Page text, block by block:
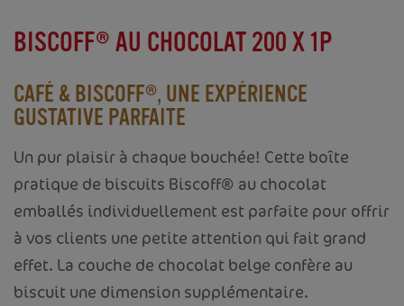
PRÉCÉDENT
SUIVANT
BISCOFF® AU CHOCOLAT 200 X 1P
CAFÉ & BISCOFF®, UNE EXPÉRIENCE
GUSTATIVE PARFAITE
Un pur plaisir à chaque bouchée! Cette boîte
pratique de biscuits Biscoff® au chocolat
emballés individuellement est parfaite pour offrir
à vos clients une petite attention qui fait grand
effet. La couche de chocolat belge confère au
biscuit une dimension supplémentaire.